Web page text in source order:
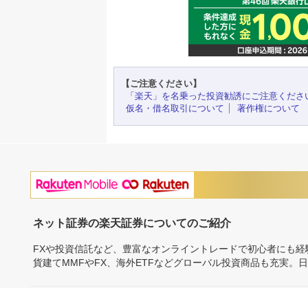
【ご注意ください】
「楽天」を名乗った投資勧誘にご注意くださ
仮名・借名取引について
著作権について
ネット証券の楽天証券についてのご紹介
FXや投資信託など、豊富なオンライントレードで初心者にも
貨建てMMFやFX、海外ETFなどグローバル投資商品も充実。